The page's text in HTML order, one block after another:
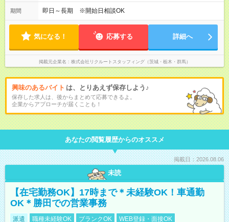
期間 即日～長期 ※開始日相談OK
気になる！ 応募する 詳細へ
掲載元企業名 株式会社リクルートスタッフィング（茨城・栃木・群馬）
興味のあるバイト は、とりあえず保存しよう♪
保存した求人は、後からまとめて応募できるよ。
企業からアプローチが届くことも！
あなたの閲覧履歴からのオススメ
掲載日：2026.08.06
未読
【在宅勤務OK】17時まで＊未経験OK！車通勤
OK＊勝田での営業事務
派遣 職種未経験OK ブランクOK WEB登録・面接OK